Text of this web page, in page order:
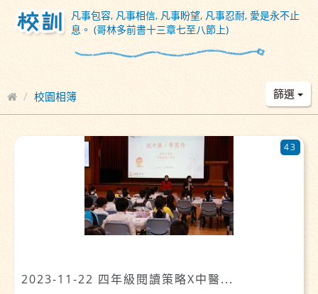
凡事包容, 凡事相信, 凡事盼望, 凡事忍耐, 愛是永不止
息。 (哥林多前書十三章七至八節上)
校園相簿 篩選
2023-11-22 四年級閱讀策略X中醫...
43